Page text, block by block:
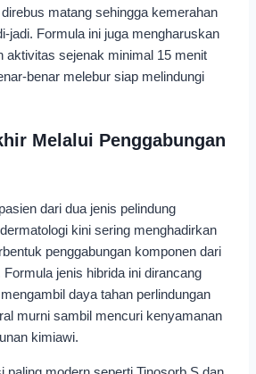
matang sehingga kemerahan
jadi. Formula ini juga mengharuskan
aktivitas sejenak minimal 15 menit
benar melebur siap melindungi
Melalui Penggabungan
dari dua jenis pelindung
kini sering menghadirkan
penggabungan komponen dari
jenis hibrida ini dirancang
daya tahan perlindungan
murni sambil mencuri kenyamanan
kimiawi.